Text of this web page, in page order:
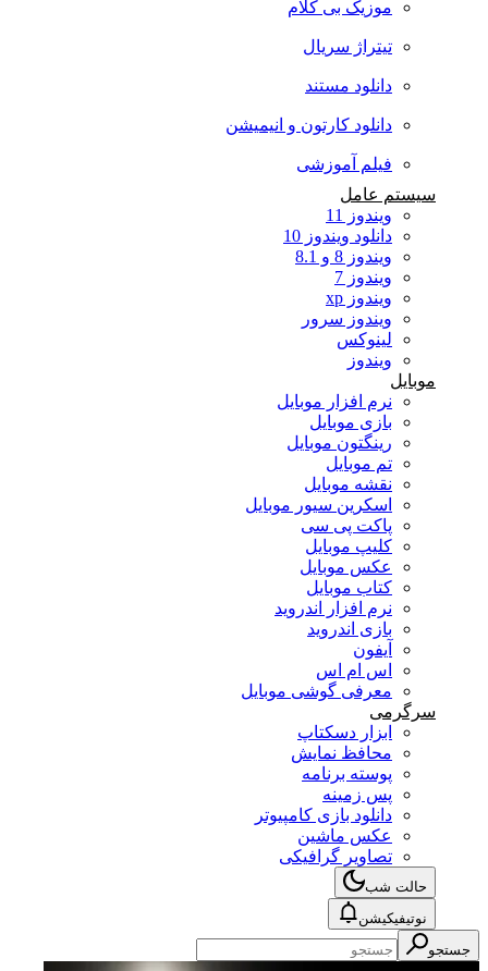
موزیک بی کلام
تیتراژ سریال
دانلود مستند
دانلود کارتون و انیمیشن
فیلم آموزشی
سیستم عامل
ویندوز 11
دانلود ویندوز 10
ویندوز 8 و 8.1
ویندوز 7
ویندوز xp
ویندوز سرور
لینوکس
ویندوز
موبایل
نرم افزار موبایل
بازی موبایل
رینگتون موبایل
تم موبایل
نقشه موبایل
اسکرین سیور موبایل
پاکت پی سی
کلیپ موبایل
عکس موبایل
کتاب موبایل
نرم افزار اندروید
بازی اندروید
آیفون
اس ام اس
معرفی گوشی موبایل
سرگرمی
ابزار دسکتاپ
محافظ نمایش
پوسته برنامه
پس زمینه
دانلود بازی کامپیوتر
عکس ماشین
تصاویر گرافیکی
حالت شب
نوتیفیکیشن
جستجو